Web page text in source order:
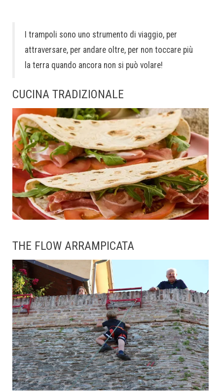
I trampoli sono uno strumento di viaggio, per
attraversare, per andare oltre, per non toccare più
la terra quando ancora non si può volare!
CUCINA TRADIZIONALE
THE FLOW ARRAMPICATA